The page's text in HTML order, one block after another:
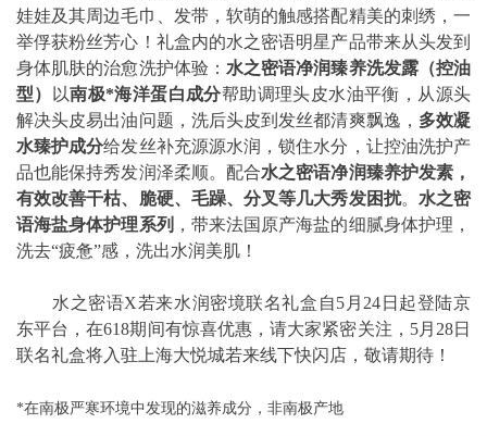
娃娃及其周边毛巾、发带，软萌的触感搭配精美的刺绣，一
举俘获粉丝芳心！礼盒内的水之密语明星产品带来从头发到
身体肌肤的治愈洗护体验： 水之密语净润臻养洗发露（控油
型）
以南极*海洋蛋白成分帮助调理头皮水油平衡，从源头
解决头皮易出油问题，洗后头皮到发丝都清爽飘逸， 多效凝
水臻护成分给发丝补充源源水润，锁住水分，让控油洗护产
品也能保持秀发润泽柔顺。配合水之密语净润臻养护发素，
有效改善干枯、脆硬、毛躁、分叉等几大秀发困扰。 水之密
语海盐身体护理系列 ，带来法国原产海盐的细腻身体护理，
洗去“疲惫”感，洗出水润美肌！
水之密语X若来水润密境联名礼盒自5月24日起登陆京
东平台，在618期间有惊喜优惠，请大家紧密关注，5月28日
联名礼盒将入驻上海大悦城若来线下快闪店，敬请期待！
*在南极严寒环境中发现的滋养成分，非南极产地